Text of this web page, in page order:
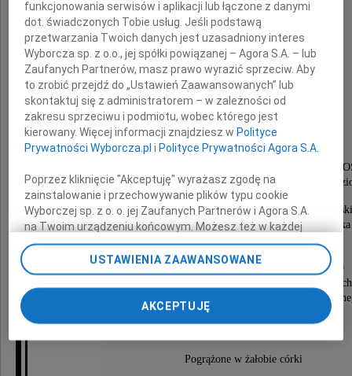
Zofia Domańska
z domu Lokajska
żołnierz Armii Krajowej ps. "Zocha",
uczestniczka Powstania Warszawskiego w oddziale
ocaliła od niebytu powstańcze fotografie swego brata Eugeniusza.
odznaczona w 2009 roku
Krzyżem Kawalerskim Orderu Odrodzenia
Osoba niezłomnego charakteru i hartu ducha,
Nabożeństwo żałobne odprawione zostanie
dnia 24 września 2009 roku o godzinie 14.00
w kościele św. Karola Boromeusza na
po czym nastąpi odprowadzenie do grobu
na miejscowym cmentarzu.
Pogrążone w żałobie córki
funkcjonowania serwisów i aplikacji lub łączone z danymi
dot. świadczonych Tobie usług. Jeśli podstawą
przetwarzania Twoich danych jest uzasadniony interes
Wyborcza sp. z o.o., jej spółki powiązanej – Agora S.A. – lub
Zaufanych Partnerów, masz prawo wyrazić sprzeciw. Aby
to zrobić przejdź do „Ustawień Zaawansowanych” lub
skontaktuj się z administratorem – w zależności od
zakresu sprzeciwu i podmiotu, wobec którego jest
kierowany. Więcej informacji znajdziesz w Polityce
Prywatności Wyborcza.pl i Polityce Prywatności Agora S.A.
Poprzez kliknięcie "Akceptuję" wyrażasz zgodę na
zainstalowanie i przechowywanie plików typu cookie
Wyborczej sp. z o. o. jej Zaufanych Partnerów i Agora S.A.
na Twoim urządzeniu końcowym. Możesz też w każdej
chwili zmienić swoje preferencje dot. plików cookie,
ponownie wywołując narzędzie do zarządzania Twoimi
preferencjami dot. przetwarzania danych poprzez
odnośnik „Ustawienia prywatności” w stopce serwisu i
przechodząc do sekcji „Ustawienia zaawansowane”.
Zmiana ustawień plików cookie możliwa jest także za
My, nasi Zaufani Partnerzy i Agora S.A. możemy
USTAWIENIA ZAAWANSOWANE
AKCEPTUJĘ